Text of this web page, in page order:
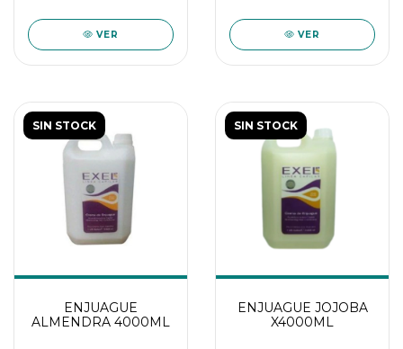
VER VER
SIN STOCK
ENJUAGUE
ALMENDRA 4000ML
SIN STOCK
ENJUAGUE JOJOBA
X4000ML